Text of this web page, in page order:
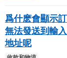
爲什麽會顯示
無法發送到輸
地址呢